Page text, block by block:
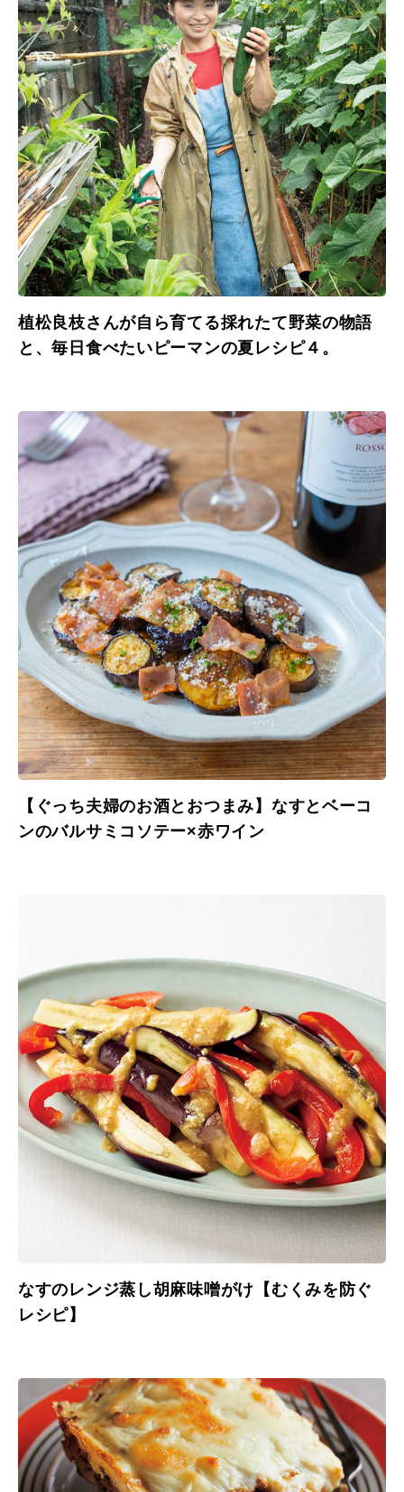
植松良枝さんが自ら育てる採れたて野菜の物語
と、毎日食べたいピーマンの夏レシピ４。
【ぐっち夫婦のお酒とおつまみ】なすとベーコ
ンのバルサミコソテー×赤ワイン
なすのレンジ蒸し胡麻味噌がけ【むくみを防ぐ
レシピ】